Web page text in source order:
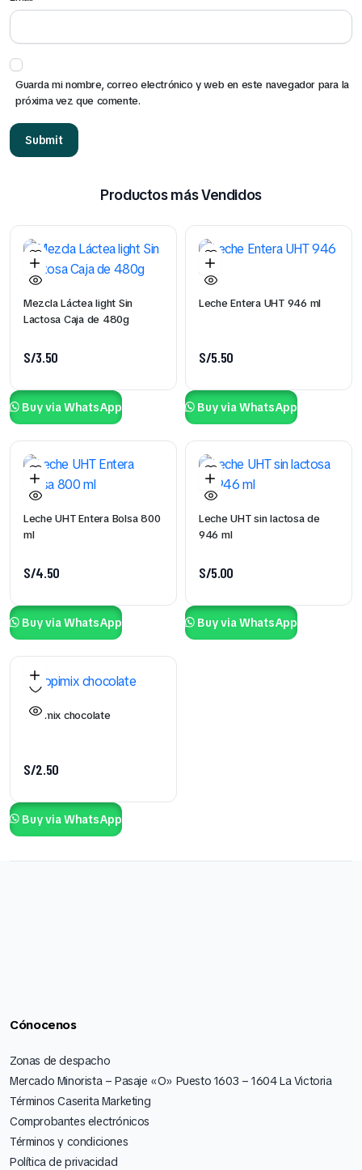
Guarda mi nombre, correo electrónico y web en este navegador para la
próxima vez que comente.
Productos más Vendidos
Mezcla Láctea light Sin
Lactosa Caja de 480g
S/3.50
Buy via WhatsApp
Leche Entera UHT 946 ml
S/5.50
Buy via WhatsApp
Leche UHT Entera Bolsa 800
ml
S/4.50
Buy via WhatsApp
Leche UHT sin lactosa de
946 ml
S/5.00
Buy via WhatsApp
Yopimix chocolate
S/2.50
Buy via WhatsApp
Cónocenos
Zonas de despacho
Mercado Minorista – Pasaje «O» Puesto 1603 – 1604 La Victoria
Términos Caserita Marketing
Comprobantes electrónicos
Términos y condiciones
Política de privacidad